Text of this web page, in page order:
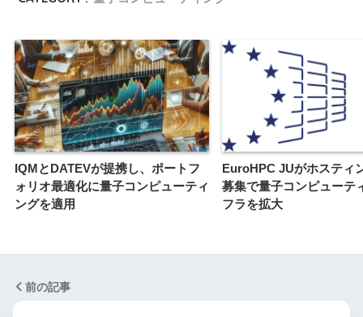
IQMとDATEVが提携し、ポートフ
ォリオ最適化に量子コンピューティ
ングを適用
EuroHPC JUがホスティ
募集で量子コンピューテ
フラを拡大
前の記事